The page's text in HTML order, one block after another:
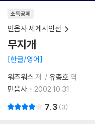
소득공제
민음사 세계시인선
무지개
한글/영어
워즈워스 저 유종호 역
민음사
2002.10.31.
7.3 3